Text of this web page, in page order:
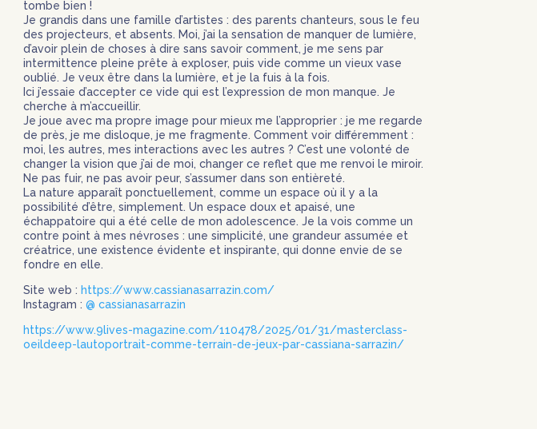
tombe bien !
Je grandis dans une famille d’artistes : des parents chanteurs, sous le feu
des projecteurs, et absents. Moi, j’ai la sensation de manquer de lumière,
d’avoir plein de choses à dire sans savoir comment, je me sens par
intermittence pleine prête à exploser, puis vide comme un vieux vase
oublié. Je veux être dans la lumière, et je la fuis à la fois.
Ici j’essaie d’accepter ce vide qui est l’expression de mon manque. Je
cherche à m’accueillir.
Je joue avec ma propre image pour mieux me l’approprier : je me regarde
de près, je me disloque, je me fragmente. Comment voir différemment :
moi, les autres, mes interactions avec les autres ? C’est une volonté de
changer la vision que j’ai de moi, changer ce reflet que me renvoi le miroir.
Ne pas fuir, ne pas avoir peur, s’assumer dans son entièreté.
La nature apparaît ponctuellement, comme un espace où il y a la
possibilité d’être, simplement. Un espace doux et apaisé, une
échappatoire qui a été celle de mon adolescence. Je la vois comme un
contre point à mes névroses : une simplicité, une grandeur assumée et
créatrice, une existence évidente et inspirante, qui donne envie de se
fondre en elle.
Site web : https://www.cassianasarrazin.com/
Instagram : @ cassianasarrazin
https://www.9lives-magazine.com/110478/2025/01/31/masterclass-
oeildeep-lautoportrait-comme-terrain-de-jeux-par-cassiana-sarrazin/